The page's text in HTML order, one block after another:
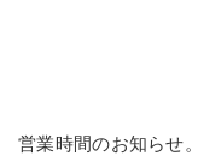
営業時間のお知らせ